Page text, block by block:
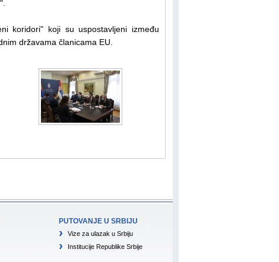
koridori" koji su uspostavljeni između
državama članicama EU.
PUTOVANJE U SRBIJU
Vize za ulazak u Srbiju
Institucije Republike Srbije